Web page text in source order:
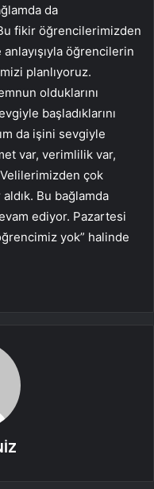
da
fikir öğrencilerimizden
öğrencilerin
planlıyoruz.
olduklarını
başladıklarını
da işini sevgiyle
var, verimlilik var,
çok
Bu bağlamda
ediyor. Pazartesi
yok” halinde